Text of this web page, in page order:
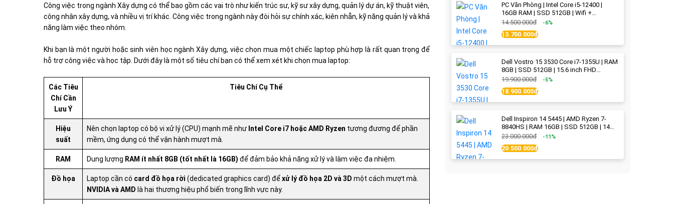
Công việc trong ngành Xây dựng có thể bao gồm các vai trò như kiến trúc sư, kỹ sư xây dựng, quản lý dự án, kỹ thuật viên,
công nhân xây dựng, và nhiều vị trí khác. Công việc trong ngành này đòi hỏi sự chính xác, kiên nhẫn, kỹ năng quản lý và khả
năng làm việc theo nhóm.
Khi bạn là một người hoặc sinh viên học ngành Xây dựng, việc chọn mua một chiếc laptop phù hợp là rất quan trọng để
hỗ trợ công việc và học tập. Dưới đây là một số tiêu chí bạn có thể xem xét khi chọn mua laptop:
Các Tiêu
Chí Cần
Lưu Ý
Tiêu Chí Cụ Thể
Hiệu
suất
Nên chọn laptop có bộ vi xử lý (CPU) mạnh mẽ như Intel Core i7 hoặc AMD Ryzen tương đương để phần
mềm, ứng dụng có thể vận hành mượt mà.
RAM Dung lượng RAM ít nhất 8GB (tốt nhất là 16GB) để đảm bảo khả năng xử lý và làm việc đa nhiệm.
Đồ họa Laptop cần có card đồ họa rời (dedicated graphics card) đểxử lý đồ họa 2D và 3D một cách mượt mà.
NVIDIA và AMD là hai thương hiệu phổ biến trong lĩnh vực này.
PC Văn Phòng | Intel Core i5-12400 |
16GB RAM | SSD 512GB | Wifi +
Bluetooth
14.500.000đ -6%
13.700.000đ
Dell Vostro 15 3530 Core i7-1355U | RAM
8GB | SSD 512GB | 15.6 inch FHD
(1920x1080) 120Hz WVA | Black | New
19.900.000đ -5%
18.900.000đ
Dell Inspiron 14 5445 | AMD Ryzen 7-
8840HS | RAM 16GB | SSD 512GB | 14
inch 2.2K (2240x1400) IPS 300nits | Ice
23.000.000đ -11%
20.500.000đ